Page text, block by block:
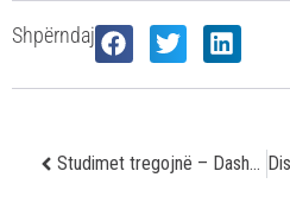
Shpërndaj
Studimet tregojnë – Dashuria ndodh në mendje dhe jo në zemër